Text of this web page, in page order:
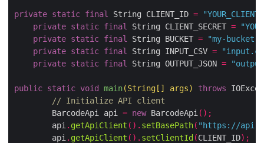
private static final String CLIENT_ID =
private static final String CLIENT_SECRET =
private static final String BUCKET = "my-bucket"
private static final String INPUT_CSV =
private static final String OUTPUT_JSON =
public static void main(String [] args) throws
// Initialize API client
        BarcodeApi api
= new BarcodeApi ();
        api
. getApiClient (). setBasePath( "https://
        api
. getApiClient (). setClientId (CLIENT_ID);